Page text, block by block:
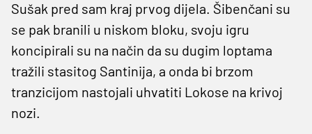
Sušak pred sam kraj prvog dijela. Šibenčani su
se pak branili u niskom bloku, svoju igru
koncipirali su na način da su dugim loptama
tražili stasitog Santinija, a onda bi brzom
tranzicijom nastojali uhvatiti Lokose na krivoj
nozi.